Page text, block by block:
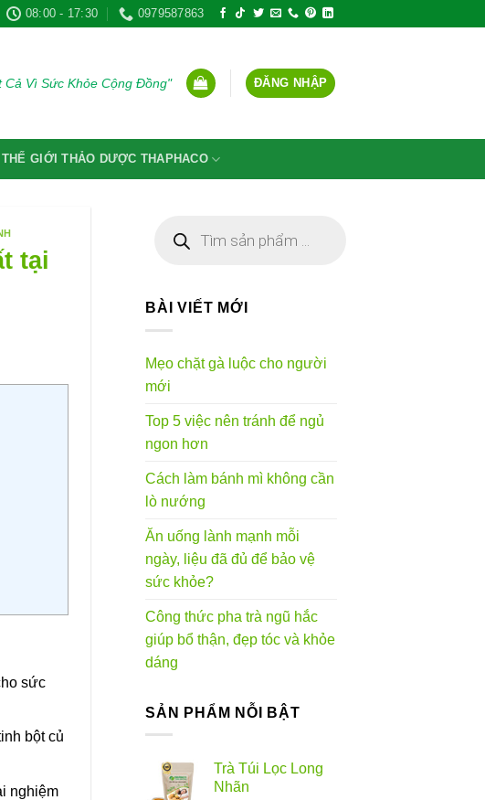
08:00 - 17:30 0979587863
Cả Vì Sức Khỏe Cộng Đồng" ĐĂNG NHẬP
THẾ GIỚI THẢO DƯỢC THAPHACO
tại
sức
bột củ
nghiệm
kiếm
BÀI VIẾT MỚI
Mẹo chặt gà luộc cho người
mới
Top 5 việc nên tránh để ngủ
ngon hơn
Cách làm bánh mì không cần
lò nướng
Ăn uống lành mạnh mỗi
ngày, liệu đã đủ để bảo vệ
sức khỏe?
Công thức pha trà ngũ hắc
giúp bổ thận, đẹp tóc và khỏe
dáng
SẢN PHẨM NỖI BẬT
Trà Túi Lọc Long
Nhãn